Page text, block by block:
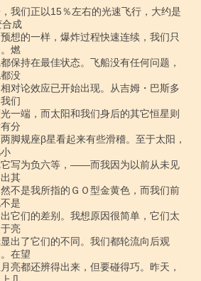
们正以15％左右的光速飞行，大约是
成
想的一样，爆炸过程快速连续，我们只
燃
保持在最佳状态。飞船没有任何问题，
没
对论效应已开始出现。从吉姆・巴斯多
们
一端，而太阳和我们身后的其它恒星则
分
脚规座β星看起来有些滑稽。至于太阳，
它写为负六等，――而我因为以前从未见
其
不是我所指的ＧＯ型金黄色，而我们前
是
它们的差别。我想原因很简单，它们太
亮
出了它们的不同。我们都轮流向后观
在望
亮都还辨得出来，但要碰得巧。昨天，